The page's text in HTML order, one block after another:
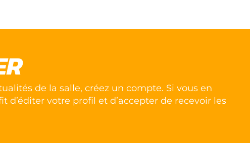
de la salle, créez un compte. Si vous en
d’éditer votre profil et d’accepter de recevoir les